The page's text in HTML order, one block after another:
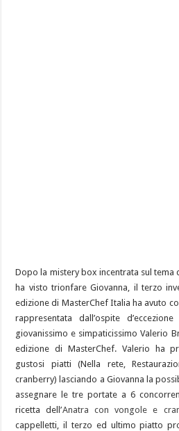
Dopo la mistery box incentrata sul tema
ha visto trionfare Giovanna, il terzo
edizione di MasterChef Italia ha avuto
rappresentata dall’ospite
giovanissimo e simpaticissimo Valerio
edizione di MasterChef. Valerio ha
gustosi piatti (Nella rete,
cranberry) lasciando a Giovanna la
assegnare le tre portate a 6
ricetta dell’Anatra con vongole e
cappelletti, il terzo ed ultimo piatto